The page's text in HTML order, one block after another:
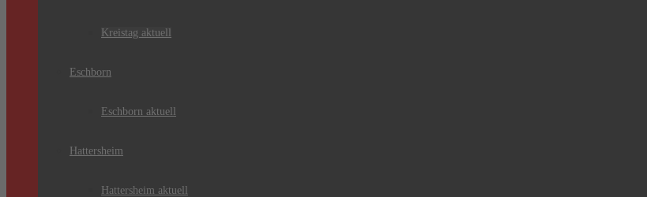
Kreistag aktuell
Eschborn
Eschborn aktuell
Hattersheim
Hattersheim aktuell